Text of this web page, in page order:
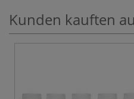
Kunden kauften